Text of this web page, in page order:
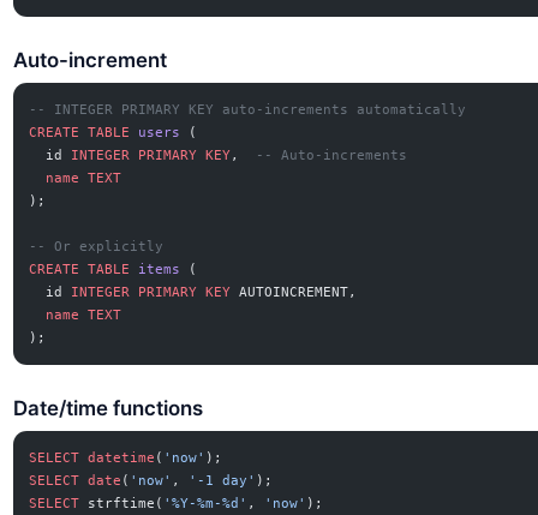
Auto-increment
-- INTEGER PRIMARY KEY auto-increments automatically
CREATE
TABLE users
(
  id
INTEGER PRIMARY KEY,
-- Auto-increments
  name
TEXT
);
-- Or explicitly
CREATE
TABLE items
(
  id
INTEGER PRIMARY KEY AUTOINCREMENT,
  name
TEXT
);
Date/time functions
SELECT datetime ( 'now' );
SELECT date ( 'now' , '-1 day' );
SELECT strftime( '%Y-%m-%d' , 'now' );